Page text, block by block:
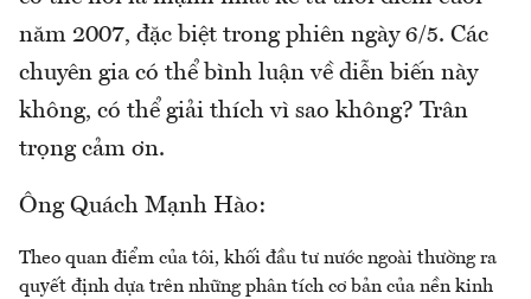
năm 2007, đặc biệt trong phiên ngày 6/5. Các
chuyên gia có thể bình luận về diễn biến này
không, có thể giải thích vì sao không? Trân
trọng cảm ơn.
Ông Quách Mạnh Hào:
Theo quan điểm của tôi, khối đầu tư nước ngoài thường ra
quyết định dựa trên những phân tích cơ bản của nền kinh